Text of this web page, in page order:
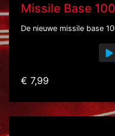
Missile Base 100
De nieuwe missile base
€ 7,99